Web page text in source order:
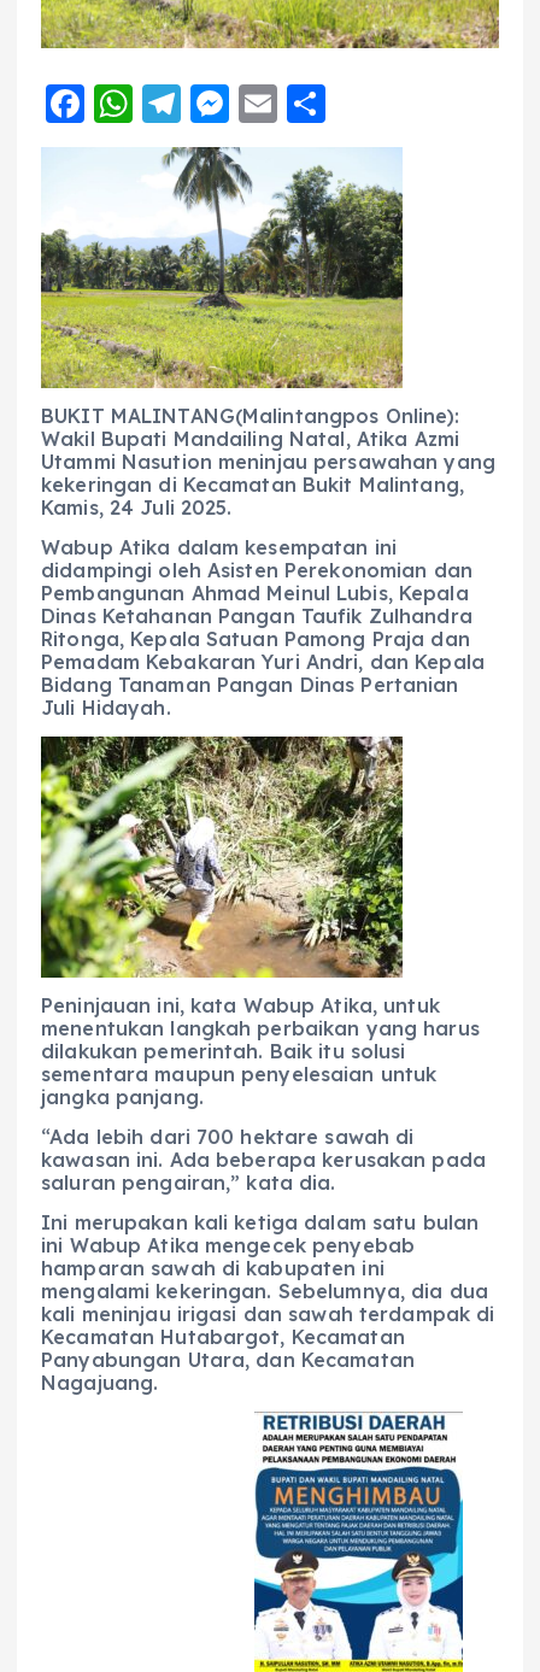
F
a
b
o
o
k
W
h
A
p
p
T
el
e
g
r
a
m
M
e
ss
e
n
g
er
E
m
ai
l
h
a
re
BUKIT MALINTANG(Malintangpos Online):
Wakil Bupati Mandailing Natal, Atika Azmi
Utammi Nasution meninjau persawahan yang
kekeringan di Kecamatan Bukit Malintang,
Kamis, 24 Juli 2025.
Wabup Atika dalam kesempatan ini
didampingi oleh Asisten Perekonomian dan
Pembangunan Ahmad Meinul Lubis, Kepala
Dinas Ketahanan Pangan Taufik Zulhandra
Ritonga, Kepala Satuan Pamong Praja dan
Pemadam Kebakaran Yuri Andri, dan Kepala
Bidang Tanaman Pangan Dinas Pertanian
Juli Hidayah.
Peninjauan ini, kata Wabup Atika, untuk
menentukan langkah perbaikan yang harus
dilakukan pemerintah. Baik itu solusi
sementara maupun penyelesaian untuk
jangka panjang.
“Ada lebih dari 700 hektare sawah di
kawasan ini. Ada beberapa kerusakan pada
saluran pengairan,” kata dia.
Ini merupakan kali ketiga dalam satu bulan
ini Wabup Atika mengecek penyebab
hamparan sawah di kabupaten ini
mengalami kekeringan. Sebelumnya, dia dua
kali meninjau irigasi dan sawah terdampak di
Kecamatan Hutabargot, Kecamatan
Panyabungan Utara, dan Kecamatan
Nagajuang.